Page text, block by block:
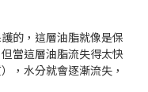
的，這層油脂就像是保
當這層油脂流失得太快
，水分就會逐漸流失，